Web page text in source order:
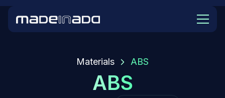
Materials ABS
ABS